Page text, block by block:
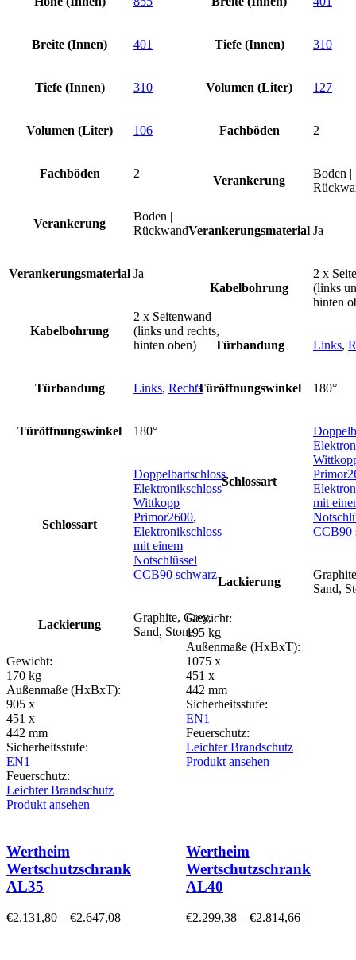
Breite (Innen) 401
Tiefe (Innen) 310
Volumen (Liter) 106
Fachböden 2
Verankerung
Boden |
Rückwand
Verankerungsmaterial Ja
Kabelbohrung
2 x Seitenwand
(links und rechts,
hinten oben)
Türbandung Links, Rechts
Türöffnungswinkel 180°
Schlossart
Doppelbartschloss,
Elektronikschloss
Wittkopp
Primor2600,
Elektronikschloss
mit einem
Notschlüssel
CCB90 schwarz
Lackierung
Graphite, Grey,
Sand, Stone
Gewicht:
170 kg
Außenmaße (HxBxT):
905 x
451 x
442 mm
Sicherheitsstufe:
EN1
Feuerschutz:
Leichter Brandschutz
Produkt ansehen
Tiefe (Innen) 310
Volumen (Liter) 127
Fachböden 2
Verankerung
Boden |
Verankerungsmaterial Ja
Kabelbohrung
2 x
(links
hinten
Türbandung Links,
Türöffnungswinkel 180°
Schlossart
mit
CCB90
Lackierung
Sand,
Gewicht:
195 kg
Außenmaße (HxBxT):
1075 x
451 x
442 mm
Sicherheitsstufe:
EN1
Feuerschutz:
Leichter Brandschutz
Produkt ansehen
Wertheim
Wertschutzschrank
AL35
€2.131,80 – €2.647,08
Wertheim
Wertschutzschrank
AL40
€2.299,38 – €2.814,66